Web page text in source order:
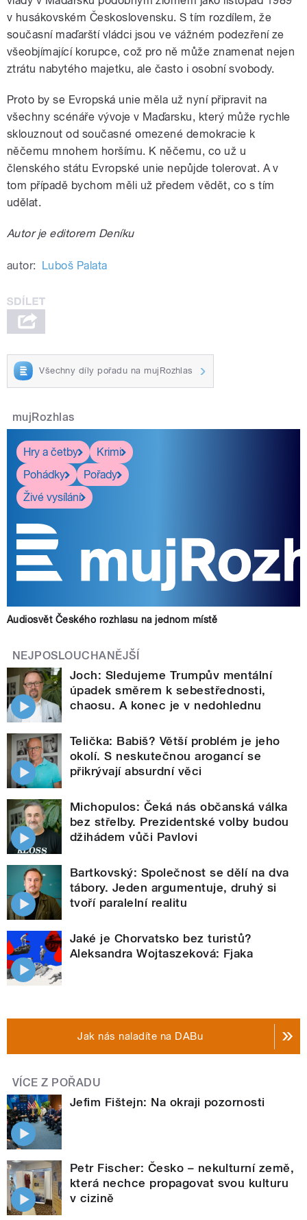
v husákovském Československu. S tím rozdílem, že
současní maďarští vládci jsou ve vážném podezření ze
všeobjímající korupce, což pro ně může znamenat nejen
ztrátu nabytého majetku, ale často i osobní svobody.
Proto by se Evropská unie měla už nyní připravit na
všechny scénáře vývoje v Maďarsku, který může rychle
sklouznout od současné omezené demokracie k
něčemu mnohem horšímu. K něčemu, co už u
členského státu Evropské unie nepůjde tolerovat. A v
tom případě bychom měli už předem vědět, co s tím
udělat.
Autor je editorem Deníku
autor: Luboš Palata
Všechny díly pořadu na mujRozhlas
mujRozhlas
Hry a četby
Krimi
Pohádky
Pořady
Živé vysílání
Audiosvět Českého rozhlasu na jednom místě
NEJPOSLOUCHANĚJŠÍ
Joch: Sledujeme Trumpův mentální
úpadek směrem k sebestřednosti,
chaosu. A konec je v nedohlednu
Telička: Babiš? Větší problém je jeho
okolí. S neskutečnou arogancí se
přikrývají absurdní věci
Michopulos: Čeká nás občanská válka
bez střelby. Prezidentské volby budou
džihádem vůči Pavlovi
Bartkovský: Společnost se dělí na dva
tábory. Jeden argumentuje, druhý si
tvoří paralelní realitu
Jaké je Chorvatsko bez turistů?
Aleksandra Wojtaszeková: Fjaka
Jak nás naladíte na DABu
VÍCE Z POŘADU
Jefim Fištejn: Na okraji pozornosti
Petr Fischer: Česko – nekulturní země,
která nechce propagovat svou kulturu
v cizině